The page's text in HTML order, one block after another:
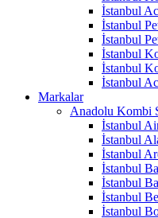
İstanbul
İstanbul
İstanbul
İstanbul
İstanbul
İstanbul
Markalar
Anadolu Kombi
İstanbul
İstanbul
İstanbul
İstanbul
İstanbul
İstanbul
İstanbul